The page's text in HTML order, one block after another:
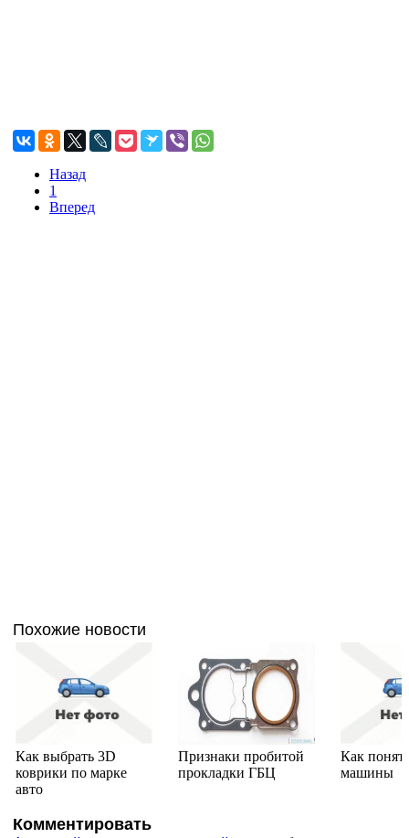
Назад
1
Вперед
Похожие новости
Как выбрать 3D
коврики по марке
авто
Признаки пробитой
прокладки ГБЦ
Как
машины
Комментировать